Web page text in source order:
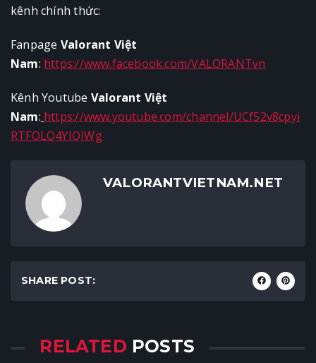
kênh chính thức:
Fanpage Valorant Việt
Nam: https://www.facebook.com/VALORANTvn
Kênh Youtube Valorant Việt
Nam: https://www.youtube.com/channel/UCf52v8cpyi
RTFOLQ4YIQIWg
VALORANTVIETNAM.NET
SHARE POST:
RELATED POSTS